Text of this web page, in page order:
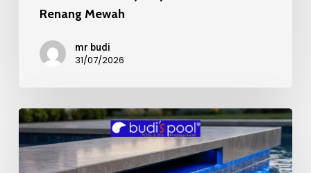
Renang Mewah
mr budi
31/07/2026
Kualitas
Material
Mosaic